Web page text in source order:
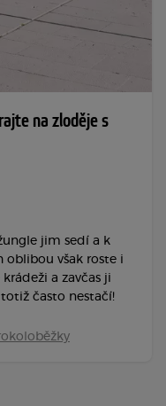
na zloděje s
jim sedí a k
oblibou však roste i
a zavčas ji
často nestačí!